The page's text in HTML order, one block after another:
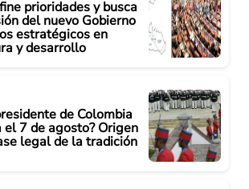
prioridades y busca
del nuevo Gobierno
estratégicos en
y desarrollo
de Colombia
el 7 de agosto? Origen
legal de la tradición